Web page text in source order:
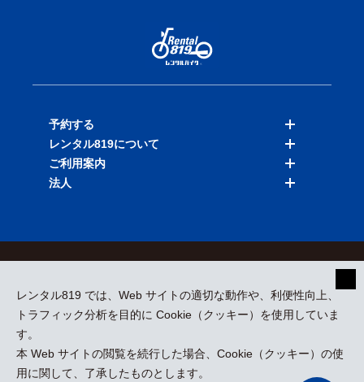
レンタル819 では、Web サイトの適切な動作や、利便性向上、
トラフィック分析を目的に Cookie（クッキー）を使用していま
す。
本 Web サイトの閲覧を続行した場合、Cookie（クッキー）の使
用に関して、了承したものとします。
予約する
バイクを探す
店舗を探す
レンタル819について
料金表
ご利用案内
法人
採用情報
プレスリリース
kizuki Rental Service © All Rights Reserved.